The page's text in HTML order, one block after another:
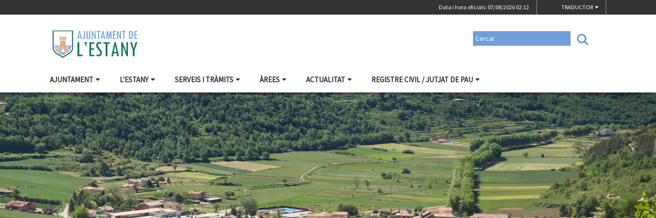
Data i hora oficials: 07/08/2026 02:12 TRADUCTOR
AJUNTAMENT L'ESTANY SERVEIS I TRÀMITS ÀREES ACTUALITAT REGISTRE CIVIL / JUTJAT DE PAU